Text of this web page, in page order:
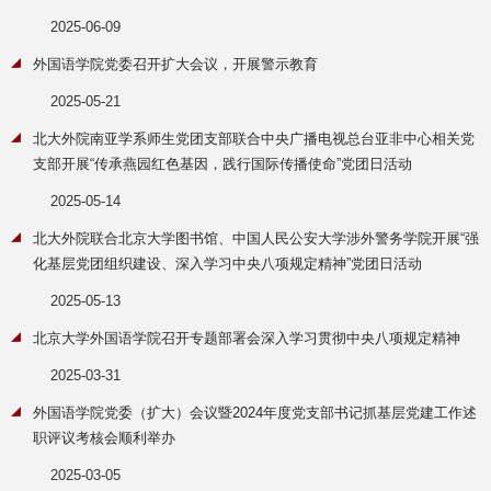
2025-06-09
外国语学院党委召开扩大会议，开展警示教育
2025-05-21
北大外院南亚学系师生党团支部联合中央广播电视总台亚非中心相关党
支部开展“传承燕园红色基因，践行国际传播使命”党团日活动
2025-05-14
北大外院联合北京大学图书馆、中国人民公安大学涉外警务学院开展“强
化基层党团组织建设、深入学习中央八项规定精神”党团日活动
2025-05-13
北京大学外国语学院召开专题部署会深入学习贯彻中央八项规定精神
2025-03-31
外国语学院党委（扩大）会议暨2024年度党支部书记抓基层党建工作述
职评议考核会顺利举办
2025-03-05